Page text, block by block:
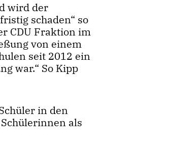
wird der
schaden“ so
CDU Fraktion im
von einem
seit 2012 ein
war.“ So Kipp
in den
als